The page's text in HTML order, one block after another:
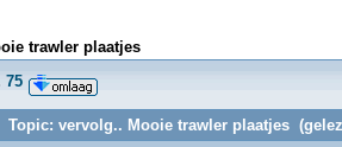
trawler plaatjes
75
Topic: vervolg.. Mooie trawler plaatjes